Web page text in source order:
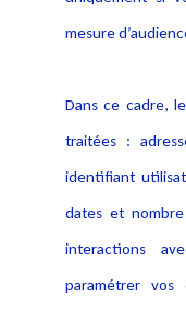
donnéesmesure
Dans ce cadre,
traitées :
identifiant
dates et
interactions
paramétrer vos